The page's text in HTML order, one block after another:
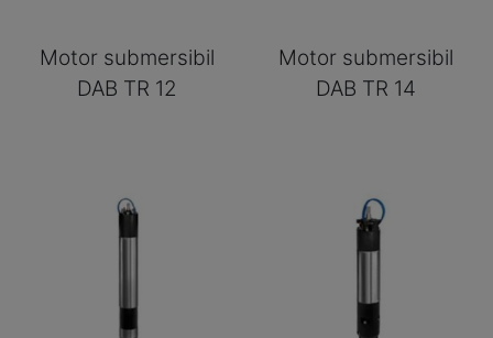
Motor submersibil
DAB TR 12
Motor submersibil
DAB TR 14